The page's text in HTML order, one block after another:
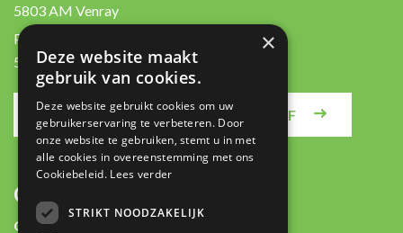
5803 AM Venray
Postbus 450
5800 AL Venray
MELD JE AAN VOOR DE NIEUWSBRIEF
CONTACT
Openingstijden:
×
Deze website maakt
gebruik van cookies.
Deze website gebruikt cookies om uw
gebruikerservaring te verbeteren. Door
onze website te gebruiken, stemt u in met
alle cookies in overeenstemming met ons
Cookiebeleid. Lees verder
STRIKT NOODZAKELIJK